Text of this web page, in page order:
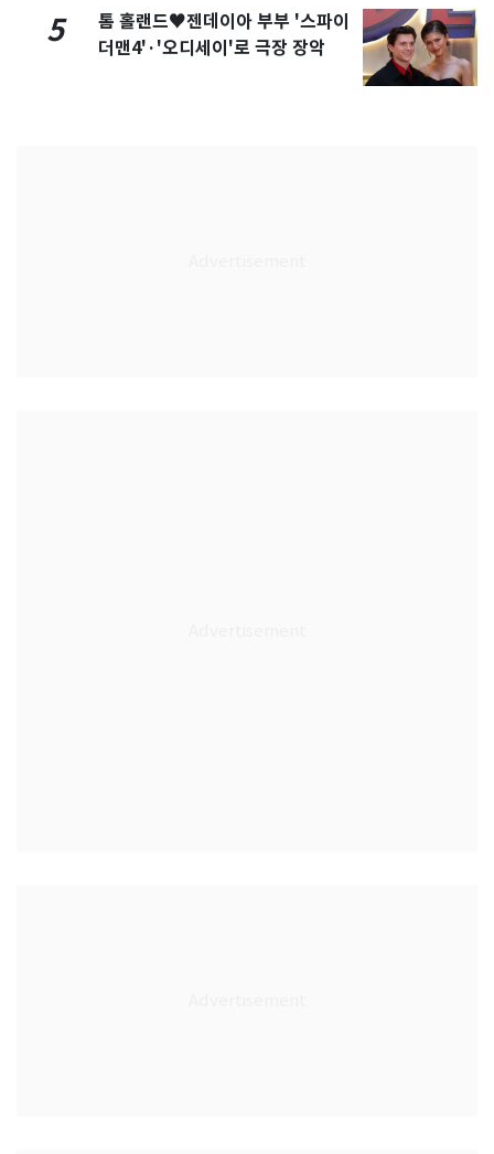
5
톰 홀랜드♥젠데이아 부부 '스파이
더맨4'·'오디세이'로 극장 장악